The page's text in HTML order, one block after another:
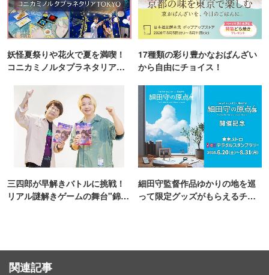
妖怪夏祭りや花火で夏を満喫！
コニカミノルタプラネタリア
17種類の彩り豊かなおばんざい
から自由にチョイス！
三四郎が早解きバトルに挑戦！
リアル謎解きゲームの舞台"錦糸
細田守監督作品ゆかりの地を巡
って限定グッズがもらえるチャ
関連記事